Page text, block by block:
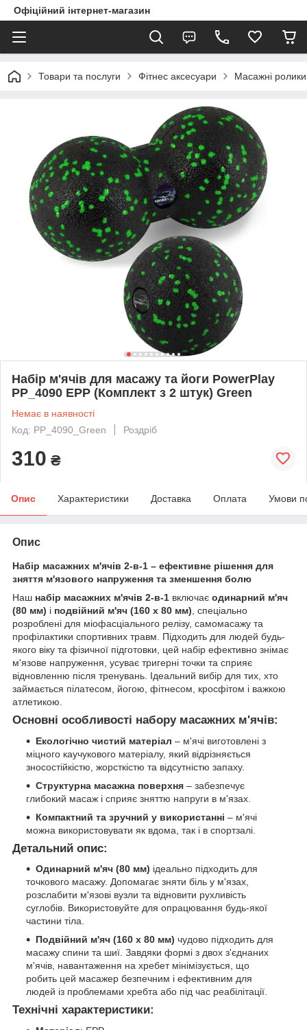
Офіційний інтернет-магазин
Товари та послуги Фітнес аксесуари Масажні
Набір м'ячів для масажу та йоги PowerPlay
PP_4090 EPP (Комплект з 2 штук) Green
Немає в наявності
Код: PP_4090_Green
Роздріб
310 ₴
Опис Характеристики Доставка Оплата Умови
Опис
Набір масажних м'ячів 2-в-1 – ефективне рішення для
зняття м'язового напруження та зменшення болю
Наш набір масажних м'ячів 2-в-1 включає одинарний м'яч
(80 мм) і подвійний м'яч (160 x 80 мм) , спеціально
розроблені для міофасціального релізу, самомасажу та
профілактики спортивних травм. Підходить для людей будь-
якого віку та фізичної підготовки, цей набір ефективно знімає
м'язове напруження, усуває тригерні точки та сприяє
відновленню після тренувань. Ідеальний вибір для тих, хто
займається пілатесом, йогою, фітнесом, кросфітом і важкою
атлетикою.
Основні особливості набору масажних м'ячів:
Екологічно чистий матеріал – м'ячі виготовлені з
міцного каучукового матеріалу, який відрізняється
зносостійкістю, жорсткістю та відсутністю запаху.
Структурна масажна поверхня – забезпечує
глибокий масаж і сприяє зняттю напруги в м'язах.
Компактний та зручний у використанні – м'ячі
можна використовувати як вдома, так і в спортзалі.
Детальний опис:
Одинарний м'яч (80 мм) ідеально підходить для
точкового масажу. Допомагає зняти біль у м'язах,
розслабити м'язові вузли та відновити рухливість
суглобів. Використовуйте для опрацювання будь-якої
частини тіла.
Подвійний м'яч (160 x 80 мм) чудово підходить для
масажу спини та шиї. Завдяки формі з двох з'єднаних
м'ячів, навантаження на хребет мінімізується, що
робить цей масажер безпечним і ефективним для
людей із проблемами хребта або під час реабілітації.
Технічні характеристики: